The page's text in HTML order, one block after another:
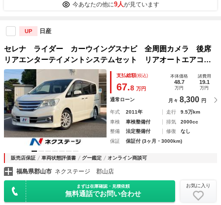
今あなたの他に9人が見ています
UP 日産
セレナ ライダー カーウイングスナビ 全周囲カメラ 後席
リアエンターテイメントシステムセット リアオートエアコ
ン ＨＩＤヘッドライト 両側パワースライドドア 車高調
インテリジェントキー プッシュスタート
支払総額(税込)
67.8 万円
本体価格
48.7
万円
諸費用
19.1
万円
通常ローン 月々 8,300 円
年式 2011年 走行
9.5万km
車検
車検整備付 排気
2000cc
整備
法定整備付 修復
なし
保証
保証付 (3ヶ月・3000km)
販売店保証 車両状態評価書 グー鑑定 オンライン商談可
福島県郡山市 ネクステージ 郡山店
まずは在庫確認・見積依頼
無料通話でお問い合わせ
お気に入り